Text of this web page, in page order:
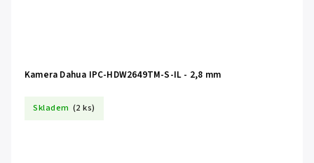
Kamera Dahua IPC-HDW2649TM-S-IL - 2,8 mm
Skladem (2 ks)